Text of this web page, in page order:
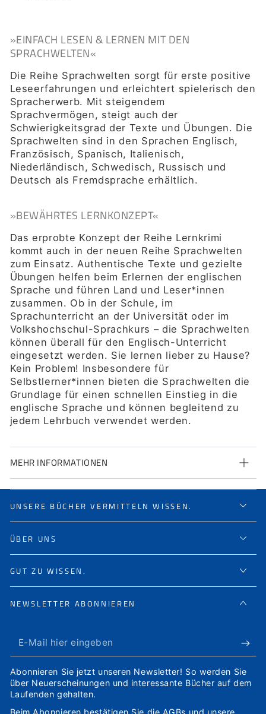
»EINFACH LESEN & LERNEN MIT DEN
SPRACHWELTEN«
Die Reihe Sprachwelten sorgt für erste positive
Leseerfahrungen und erleichtert spielerisch den
Spracherwerb. Mit steigendem
Sprachvermögen, steigt auch der
Schwierigkeitsgrad der Texte und Übungen. Die
Sprachwelten sind in den Sprachen Englisch,
Französisch, Spanisch, Italienisch,
Niederländisch, Schwedisch, Russisch und
Deutsch als Fremdsprache erhältlich.
»BEWÄHRTES LERNKONZEPT«
Das erprobte Konzept der Reihe Lernkrimi
kommt auch in der neuen Reihe Sprachwelten
zum Einsatz. Authentische Texte und gezielte
Übungen helfen beim Erlernen der englischen
Sprache und führen Land und Leser*innen
zusammen. Ob in der Schule, im
Sprachunterricht an der Universität oder im
Volkshochschul-Sprachkurs – die Sprachwelten
können überall für den Englisch-Unterricht
eingesetzt werden. Sie lernen lieber zu Hause?
Kein Problem! Insbesondere für
Selbstlerner*innen bieten die Sprachwelten die
Grundlage für einen schnellen Einstieg in die
englische Sprache und können begleitend zu
jedem Lehrbuch verwendet werden.
MEHR INFORMATIONEN
UNSERE BÜCHER VERMITTELN WISSEN.
ÜBER UNS
GUT ZU WISSEN.
NEWSLETTER ABONNIEREN
E-
Mail
hier
eingeben
Abonnieren Sie jetzt unseren Newsletter! So werden Sie
über Neuerscheinungen und interessante Bücher auf dem
Laufenden gehalten.